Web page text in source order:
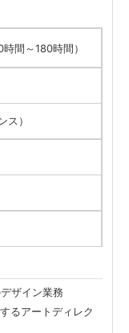
時間～180時間）
ス）
ザイン業務
るアートディレク